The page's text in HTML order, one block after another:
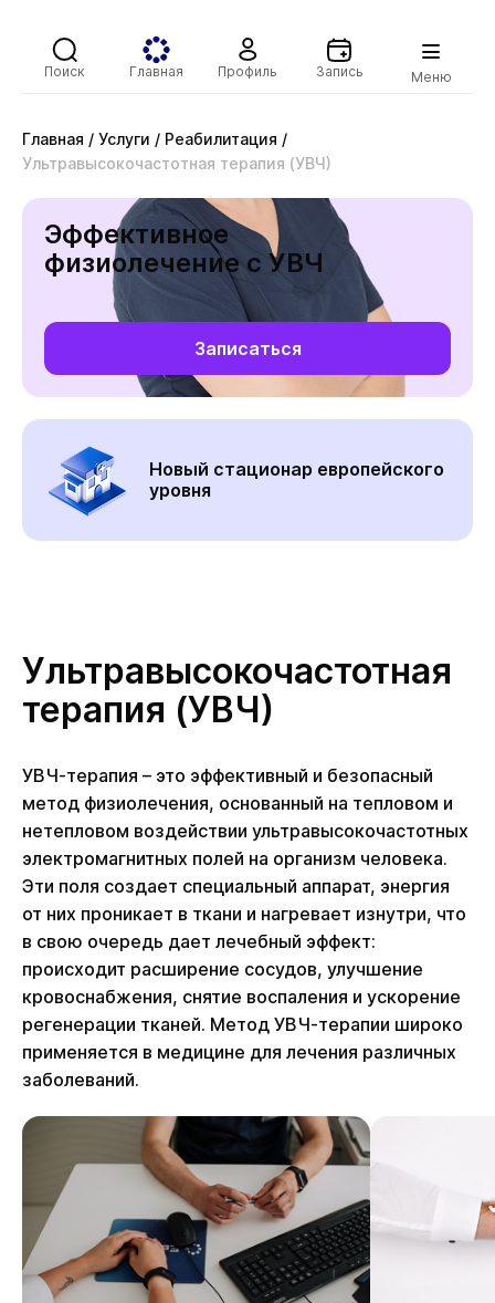
Поиск Главная Профиль Запись Меню
Главная / Услуги / Реабилитация /
Ультравысокочастотная терапия (УВЧ)
Эффективное
физиолечение с УВЧ
Записаться
Новый стационар европейского
уровня
Ультравысокочастотная
терапия (УВЧ)
УВЧ-терапия – это эффективный и безопасный
метод физиолечения, основанный на тепловом и
нетепловом воздействии ультравысокочастотных
электромагнитных полей на организм человека.
Эти поля создает специальный аппарат, энергия
от них проникает в ткани и нагревает изнутри, что
в свою очередь дает лечебный эффект:
происходит расширение сосудов, улучшение
кровоснабжения, снятие воспаления и ускорение
регенерации тканей. Метод УВЧ-терапии широко
применяется в медицине для лечения различных
заболеваний.